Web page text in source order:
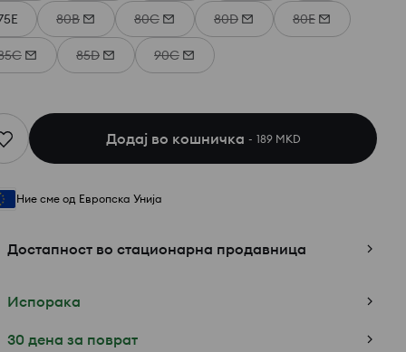
80B 80C 80D 80E
85D 90C
Додај во кошничка 189 MKD
Ние сме од Европска Унија
Достапност во стационарна продавница
Испорака
30 дена за поврат